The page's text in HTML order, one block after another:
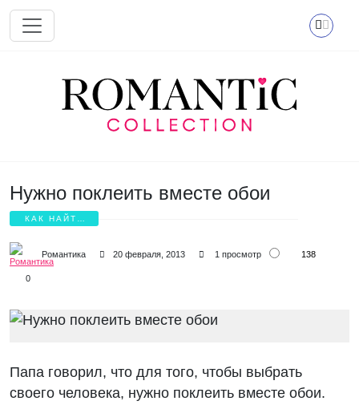
Перейти к основному содержанию
Нужно поклеить вместе обои
КАК НАЙТИ
Романтика 20 февраля, 2013 1 просмотр 138
0
Папа говорил, что для того, чтобы выбрать
своего человека, нужно поклеить вместе обои.